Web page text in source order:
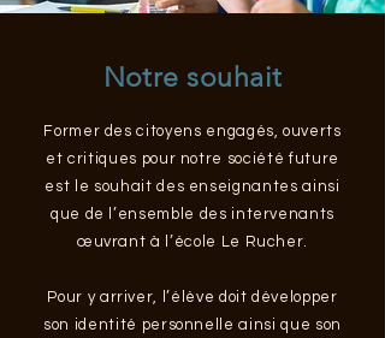
Notre souhait
Former des citoyens engagés, ouverts
et critiques pour notre société future
est le souhait des enseignantes ainsi
que de l’ensemble des intervenants
œuvrant à l’école Le Rucher.
Pour y arriver, l’élève doit développer
son identité personnelle ainsi que son